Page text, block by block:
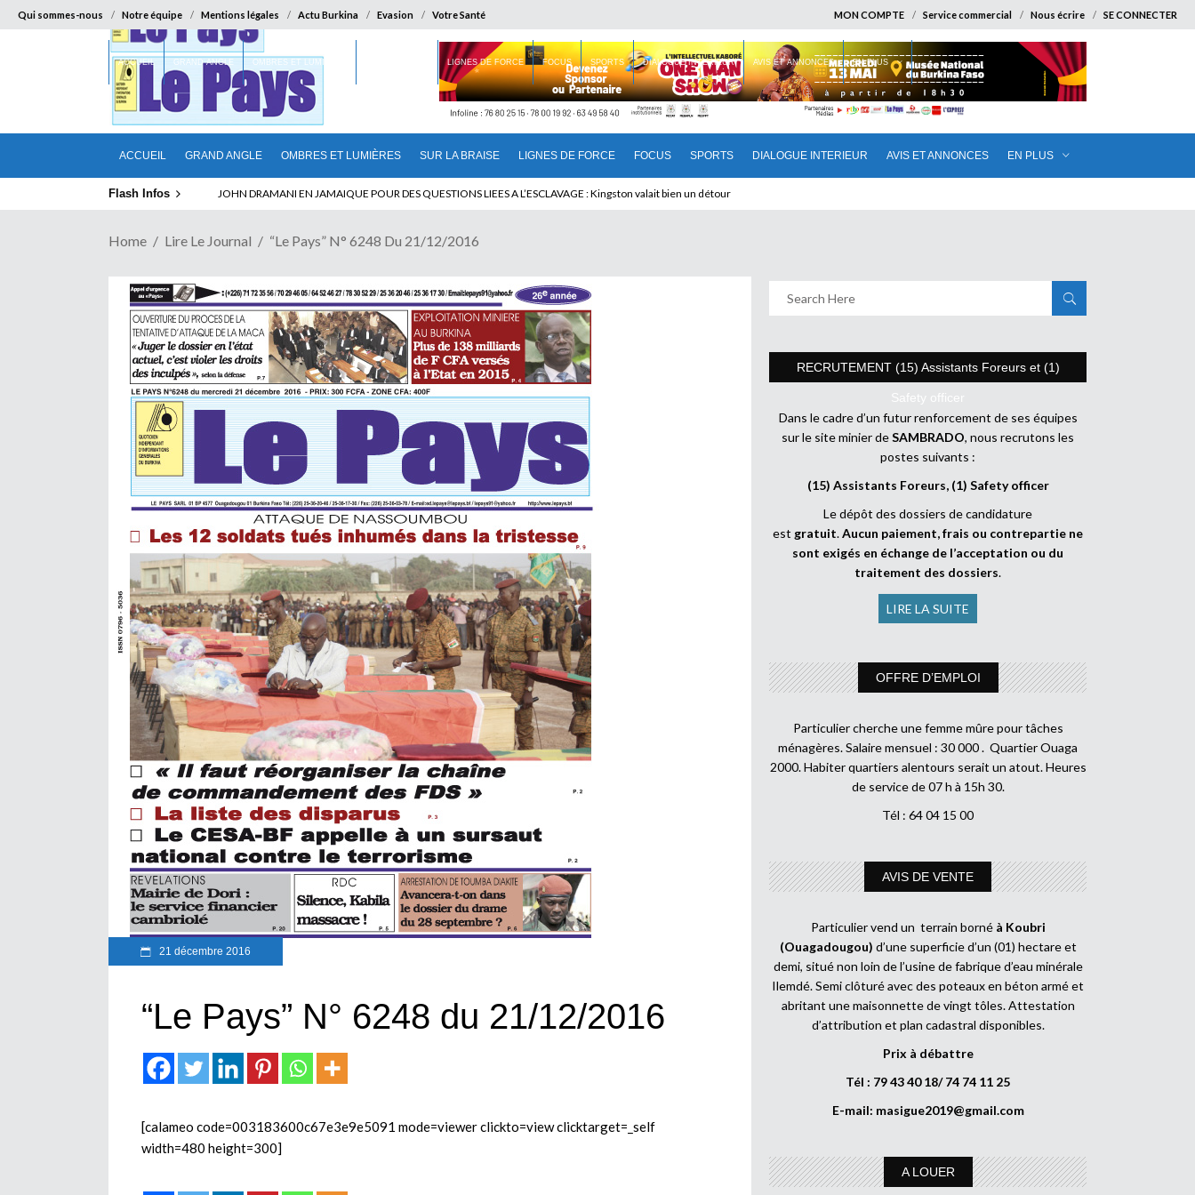
Qui sommes-nous Notre équipe Mentions légales Actu Burkina Evasion Votre Santé MON COMPTE Service commercial Nous écrire SE CONNECTER
ACCUEIL GRAND ANGLE OMBRES ET LUMIÈRES SUR LA BRAISE LIGNES DE FORCE FOCUS SPORTS DIALOGUE INTERIEUR AVIS ET ANNONCES EN PLUS
ACCUEIL GRAND ANGLE OMBRES ET LUMIÈRES LIGNES DE FORCE FOCUS SPORTS DIALOGUE INTERIEUR AVIS ET ANNONCES EN PLUS
Flash Infos ABSENCE PROLONGEE DE PAUL BIYA DU CAMEROUN : Qui pilote le Cameroun ?
Home Lire Le Journal “Le Pays” N° 6248 Du 21/12/2016
21 décembre 2016
“Le Pays” N° 6248 du 21/12/2016
[calameo code=003183600c67e3e9e5091 mode=viewer clickto=view clicktarget=_self
width=480 height=300]
RECRUTEMENT (15) Assistants Foreurs et (1)
Safety officer
Dans le cadre d’un futur renforcement de ses équipes
sur le site minier deSAMBRADO, nous recrutons les
postes suivants :
(15) Assistants Foreurs, (1) Safety officer
Le dépôt des dossiers de candidature
est gratuit.Aucun paiement, frais ou contrepartie ne
sont exigés en échange de l’acceptation ou du
traitement des dossiers.
LIRE LA SUITE
OFFRE D’EMPLOI
Particulier cherche une femme mûre pour tâches
ménagères. Salaire mensuel : 30 000 . Quartier Ouaga
2000. Habiter quartiers alentours serait un atout. Heures
de service de 07 h à 15h 30.
Tél : 64 04 15 00
AVIS DE VENTE
Particulier vend un terrain borné à Koubri
(Ouagadougou) d’une superficie d’un (01) hectare et
demi, situé non loin de l’usine de fabrique d’eau minérale
Ilemdé. Semi clôturé avec des poteaux en béton armé et
abritant une maisonnette de vingt tôles. Attestation
d’attribution et plan cadastral disponibles.
Prix à débattre
Tél : 79 43 40 18/ 74 74 11 25
E-mail: masigue2019@gmail.com
A LOUER